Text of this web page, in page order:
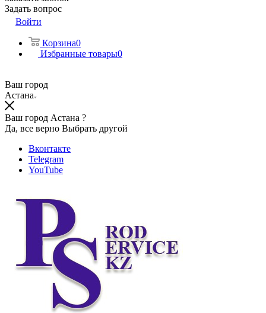
Задать вопрос
Войти
Корзина0
Избранные товары0
Ваш город
Астана
Ваш город Астана ?
Да, все верно Выбрать другой
Вконтакте
Telegram
YouTube